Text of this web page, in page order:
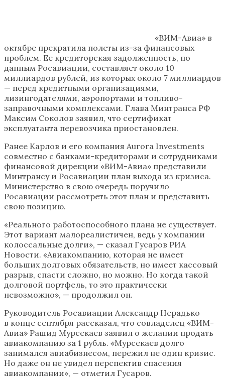
«ВИМ-Авиа» в
октябре прекратила полеты из-за финансовых
проблем. Ее кредиторская задолженность, по
данным Росавиации, составляет около 10
миллиардов рублей, из которых около 7 миллиардов
— перед кредитными организациями,
лизингодателями, аэропортами и топливо-
заправочными комплексами. Глава Минтранса РФ
Максим Соколов заявил, что сертификат
эксплуатанта перевозчика приостановлен.
Ранее Карлов и его компания Aurora Investments
совместно с банками-кредиторами и сотрудниками
финансовой дирекции «ВИМ-Авиа» представили
Минтрансу и Росавиации план выхода из кризиса.
Министерство в свою очередь поручило
Росавиации рассмотреть этот план и представить
свою позицию.
«Реального работоспособного плана не существует.
Этот вариант малореалистичен, ведь у компании
колоссальные долги», — сказал Гусаров РИА
Новости. «Авиакомпанию, которая не имеет
больших долговых обязательств, но имеет кассовый
разрыв, спасти сложно, но можно. Но когда такой
долговой портфель, то это практически
невозможно», — продолжил он.
Руководитель Росавиации Александр Нерадько
в конце сентября рассказал, что совладелец «ВИМ-
Авиа» Рашид Мурсекаев заявил о желании продать
авиакомпанию за 1 рубль. «Мурсекаев долго
занимался авиабизнесом, пережил не один кризис.
Но даже он не увидел перспектив спасения
авиакомпании», — отметил Гусаров.